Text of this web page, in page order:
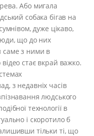
Або мигала
собака бігав на
дуже цікаво,
що до них
саме з ними в
стає вкрай важко.
з недавніх часів
людського
технології в
і скоротило б
тільки ті, що